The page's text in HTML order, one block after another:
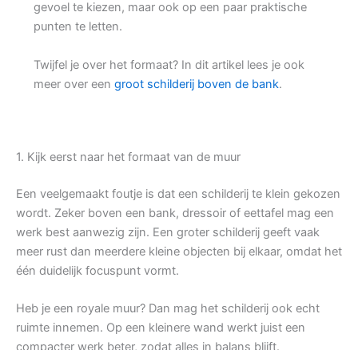
gevoel te kiezen, maar ook op een paar praktische
punten te letten.
Twijfel je over het formaat? In dit artikel lees je ook
meer over een groot schilderij boven de bank.
1. Kijk eerst naar het formaat van de muur
Een veelgemaakt foutje is dat een schilderij te klein gekozen
wordt. Zeker boven een bank, dressoir of eettafel mag een
werk best aanwezig zijn. Een groter schilderij geeft vaak
meer rust dan meerdere kleine objecten bij elkaar, omdat het
één duidelijk focuspunt vormt.
Heb je een royale muur? Dan mag het schilderij ook echt
ruimte innemen. Op een kleinere wand werkt juist een
compacter werk beter, zodat alles in balans blijft.